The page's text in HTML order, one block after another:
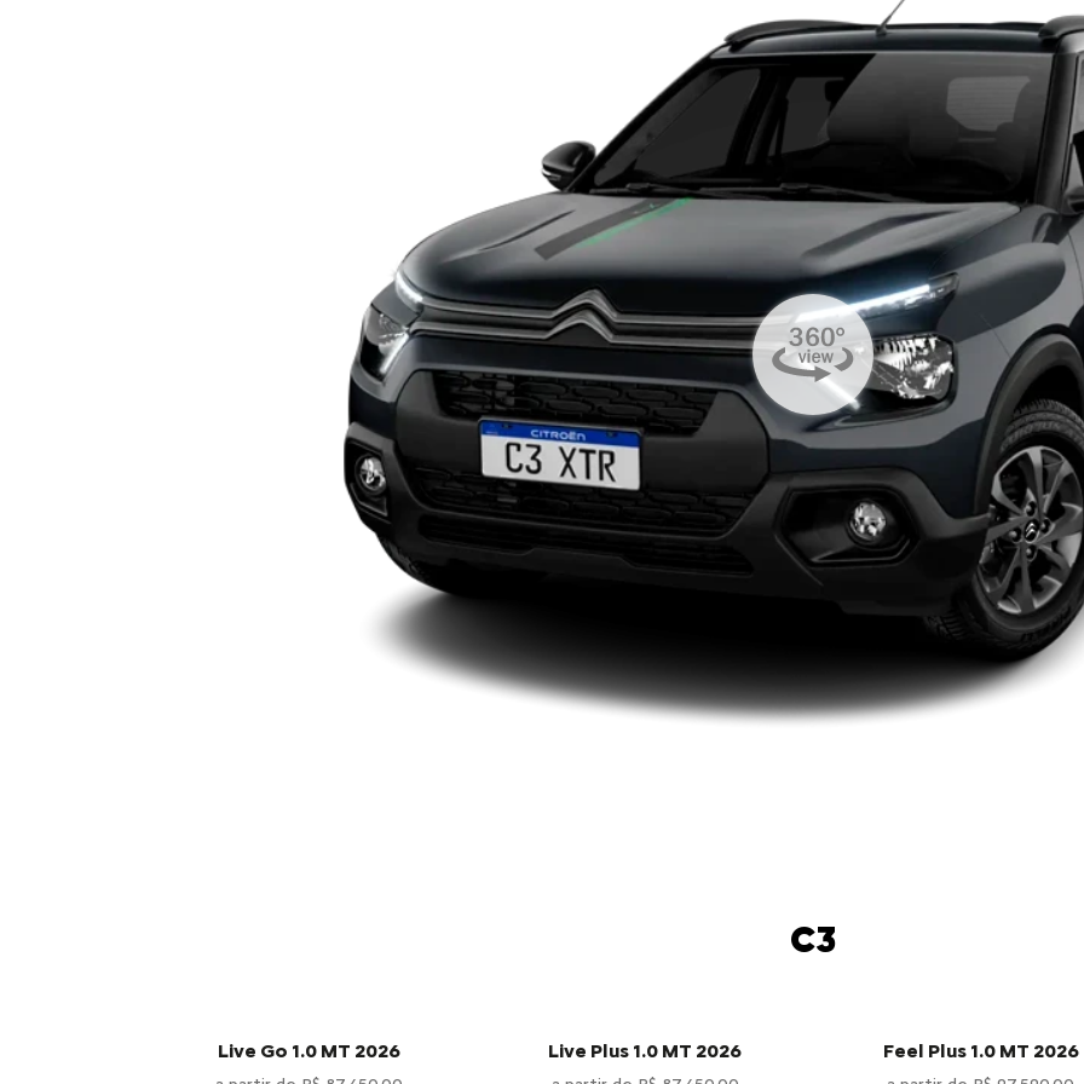
C3
Live Go 1.0 MT 2026 Live Plus 1.0 MT 2026 Feel Plus 1.0 MT 2026